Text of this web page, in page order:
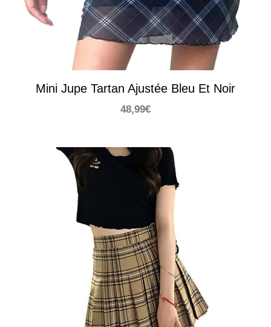
Mini Jupe Tartan Ajustée Bleu Et Noir
48,99€